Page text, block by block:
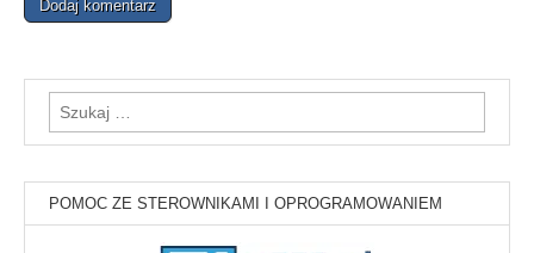
Szukaj:
POMOC ZE STEROWNIKAMI I OPROGRAMOWANIEM